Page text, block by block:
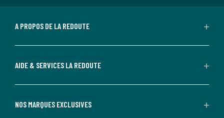
A PROPOS DE LA REDOUTE
AIDE & SERVICES LA REDOUTE
NOS MARQUES EXCLUSIVES